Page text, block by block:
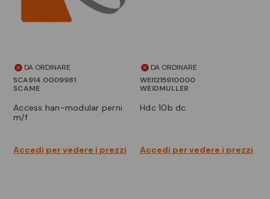
DA ORDINARE
SCA914.0009981
SCAME
access han-modular perni
m/f
Accedi per vedere i prezzi
DA ORDINARE
WEI1215910000
WEIDMULLER
hdc 10b dc
Accedi per vedere i prezzi